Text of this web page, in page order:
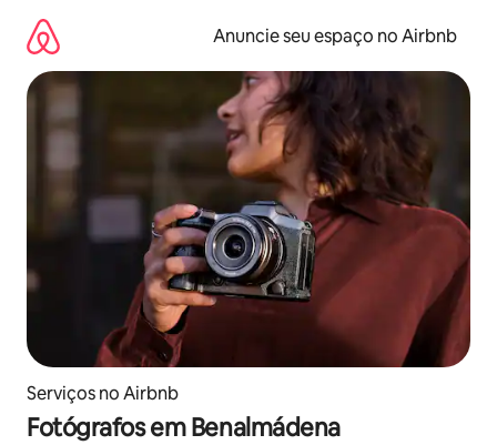
para
conteúdo
Anuncie seu espaço no Airbnb
Serviços no Airbnb
Fotógrafos em Benalmádena